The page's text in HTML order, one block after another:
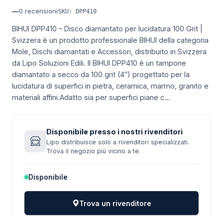
—0 recensioniSKU: DPP410
BIHUI DPP410 – Disco diamantato per lucidatura 100 Grit |
Svizzera è un prodotto professionale BIHUI della categoria
Mole, Dischi diamantati e Accessori, distribuito in Svizzera
da Lipo Soluzioni Edili. Il BIHUI DPP410 è un tampone
diamantato a secco da 100 grit (4″) progettato per la
lucidatura di superfici in pietra, ceramica, marmo, granito e
materiali affini.Adatto sia per superfici piane c...
Disponibile presso i nostri rivenditori
Lipo distribuisce solo a rivenditori specializzati.
Trova il negozio più vicino a te.
Disponibile
Trova un rivenditore